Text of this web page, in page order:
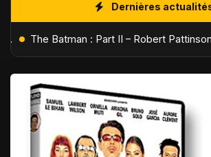
Dernières
L'Âge de Glace : Le Réveil du Volcan – Manny, Sid et Diego de retour pour une aventure explosive